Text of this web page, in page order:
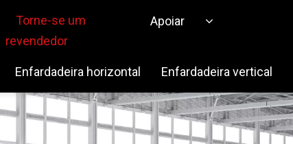
Torne-se um
revendedor
Apoiar
Enfardadeira horizontal Enfardadeira vertical